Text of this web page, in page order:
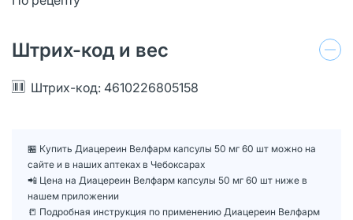
Штрих-код и вес
Штрих-код: 4610226805158
🏪 Купить Диацереин Велфарм капсулы 50 мг 60 шт можно на
сайте и в наших аптеках в Чебоксарах
📲 Цена на Диацереин Велфарм капсулы 50 мг 60 шт ниже в
нашем приложении
📒 Подробная инструкция по применению Диацереин Велфарм